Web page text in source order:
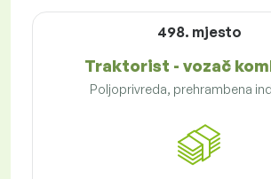
498. mjesto
Traktorist - vozač
Poljoprivreda, prehrambena